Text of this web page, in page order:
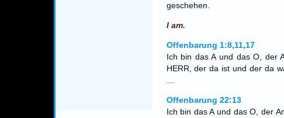
geschehen.
I am.
Offenbarung 1:8,11,17
Ich bin das A und das O, der
HERR, der da ist und der da
Offenbarung 22:13
Ich bin das A und das O, der